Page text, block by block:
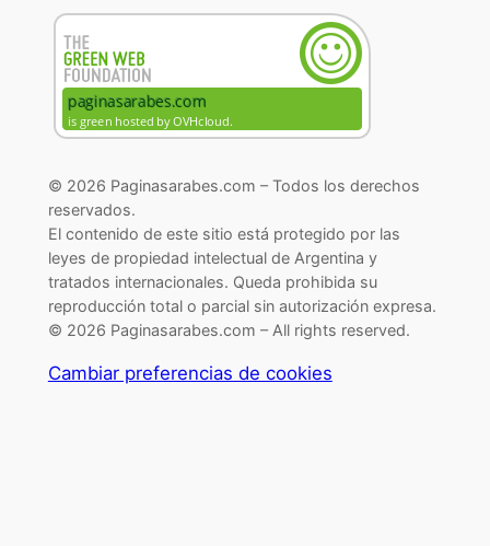
© 2026 Paginasarabes.com – Todos los derechos
reservados.
El contenido de este sitio está protegido por las
leyes de propiedad intelectual de Argentina y
tratados internacionales. Queda prohibida su
reproducción total o parcial sin autorización expresa.
© 2026 Paginasarabes.com – All rights reserved.
Cambiar preferencias de cookies